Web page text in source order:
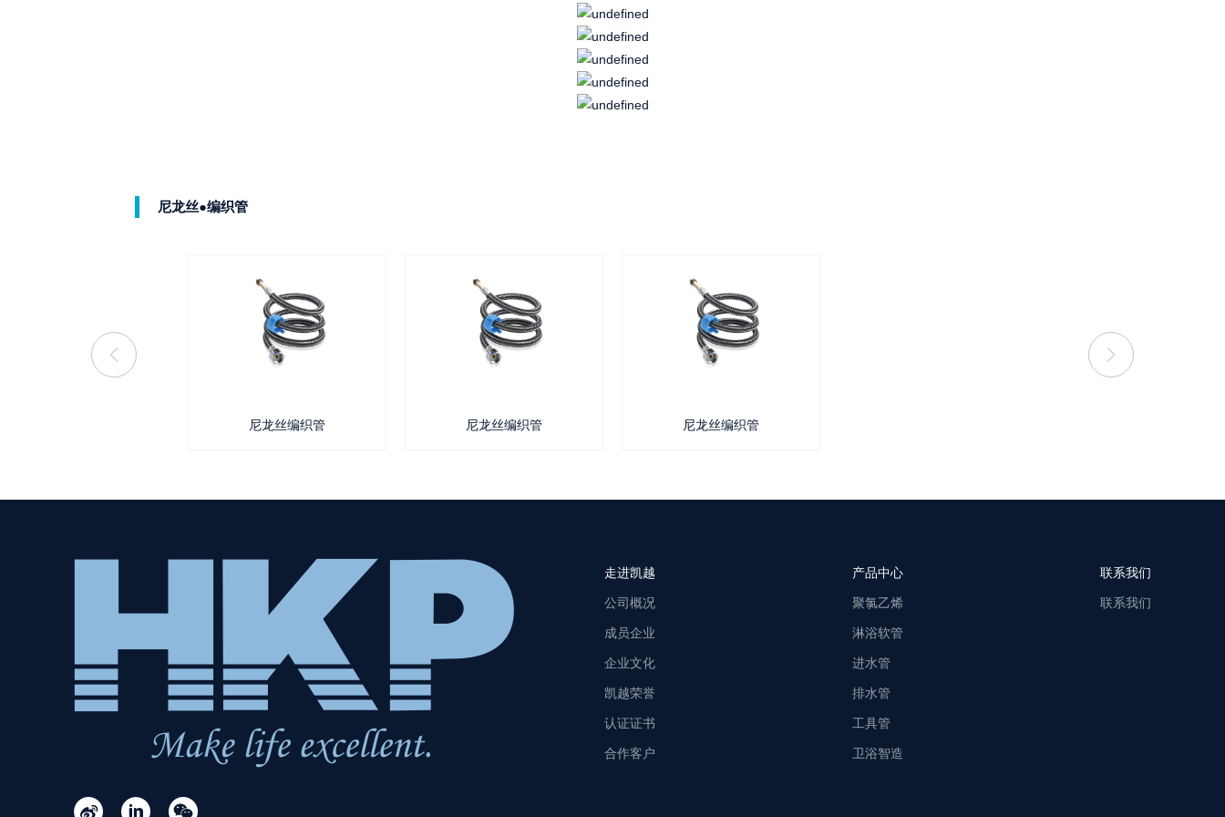
尼龙丝●编织管
尼龙丝编织管 尼龙丝编织管 尼龙丝编织管
走进凯越
公司概况
成员企业
企业文化
凯越荣誉
认证证书
合作客户
产品中心
聚氯乙烯
淋浴软管
进水管
排水管
工具管
卫浴智造
联系我们
联系我们